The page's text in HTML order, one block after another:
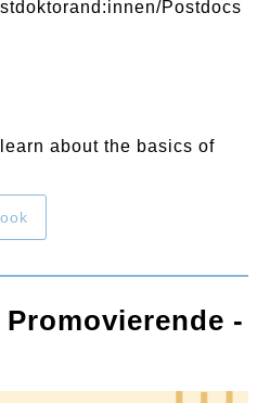
Postdocs
about the basics of
-